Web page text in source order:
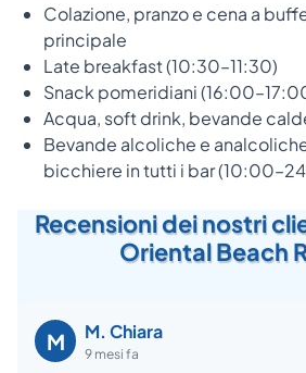
Colazione, pranzo e cena a
principale
Late breakfast (10:30–11:30)
Snack pomeridiani
Acqua, soft drink, bevande
Bevande alcoliche e
bicchiere in tutti i bar
Recensioni dei nostri
Oriental Beach
M M. Chiara
9 mesi fa